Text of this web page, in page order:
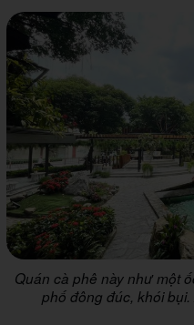
Quán cà phê này như một
phố đông đúc, khói